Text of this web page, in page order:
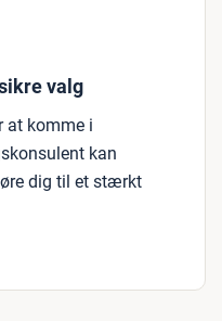
valg
at komme i
kan
dig til et stærkt